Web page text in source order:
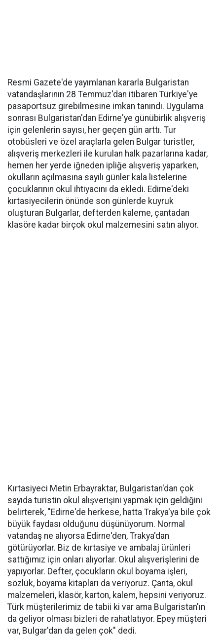
Resmi Gazete'de yayımlanan kararla Bulgaristan
vatandaşlarının 28 Temmuz'dan itibaren Türkiye'ye
pasaportsuz girebilmesine imkan tanındı. Uygulama
sonrası Bulgaristan'dan Edirne'ye günübirlik alışveriş
için gelenlerin sayısı, her geçen gün arttı. Tur
otobüsleri ve özel araçlarla gelen Bulgar turistler,
alışveriş merkezleri ile kurulan halk pazarlarına kadar,
hemen her yerde iğneden ipliğe alışveriş yaparken,
okulların açılmasına sayılı günler kala listelerine
çocuklarının okul ihtiyacını da ekledi. Edirne'deki
kırtasiyecilerin önünde son günlerde kuyruk
oluşturan Bulgarlar, defterden kaleme, çantadan
klasöre kadar birçok okul malzemesini satın alıyor.
Kırtasiyeci Metin Erbayraktar, Bulgaristan'dan çok
sayıda turistin okul alışverişini yapmak için geldiğini
belirterek, "Edirne'de herkese, hatta Trakya'ya bile çok
büyük faydası olduğunu düşünüyorum. Normal
vatandaş ne alıyorsa Edirne'den, Trakya'dan
götürüyorlar. Biz de kırtasiye ve ambalaj ürünleri
sattığımız için onları alıyorlar. Okul alışverişlerini de
yapıyorlar. Defter, çocukların okul boyama işleri,
sözlük, boyama kitapları da veriyoruz. Çanta, okul
malzemeleri, klasör, karton, kalem, hepsini veriyoruz.
Türk müşterilerimiz de tabii ki var ama Bulgaristan'ın
da geliyor olması bizleri de rahatlatıyor. Epey müşteri
var, Bulgar'dan da gelen çok" dedi.